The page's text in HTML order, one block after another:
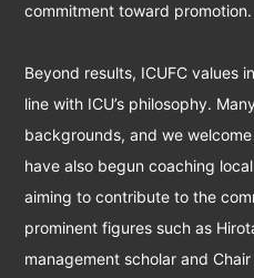
commitment toward promotion.
Beyond results, ICUFC values
line with ICU’s philosophy.
backgrounds, and we
have also begun coaching
aiming to contribute to the
prominent figures such as
management scholar and